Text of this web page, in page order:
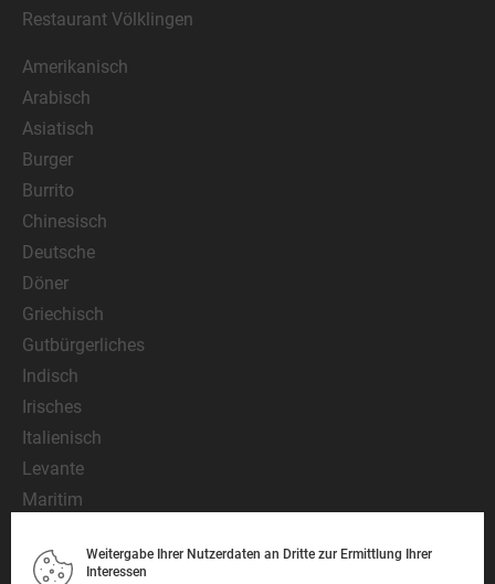
Restaurant Völklingen
Amerikanisch
Arabisch
Asiatisch
Burger
Burrito
Chinesisch
Deutsche
Döner
Griechisch
Gutbürgerliches
Indisch
Irisches
Italienisch
Levante
Maritim
MexikanischWeitergabe Ihrer Nutzerdaten an Dritte zur Ermittlung Ihrer
Interessen